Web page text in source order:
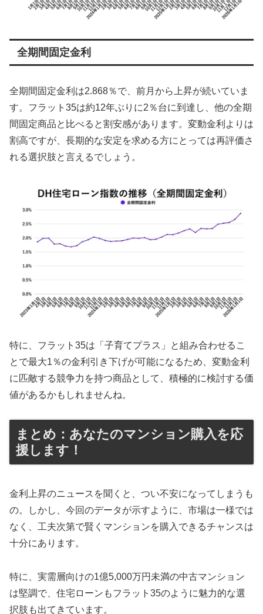
全期間固定金利
全期間固定金利は2.868％で、前月から上昇が続いていま
す。フラット35は約12年ぶりに2％台に到達し、他の全期
間固定商品と比べると割安感があります。変動金利よりは
割高ですが、長期的な安定を求める方にとっては再評価さ
れる選択肢と言えるでしょう。
特に、フラット35は「子育てプラス」と組み合わせるこ
とで最大1％の金利引き下げが可能になるため、変動金利
に匹敵する競争力を持つ商品として、積極的に検討する価
値があるかもしれませんね。
まとめ：あなたのマンション購入を応
援します！
金利上昇のニュースを聞くと、つい不安になってしまうも
の。しかし、今回のデータが示すように、市場は一様では
なく、工夫次第で賢くマンションを購入できるチャンスは
十分にあります。
特に、実需層向けの1億5,000万円未満の中古マンション
は堅調で、住宅ローンもフラット35のように魅力的な選
択肢も出てきています。